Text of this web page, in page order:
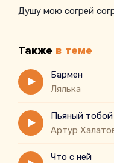
Душу мою согрей
Также в теме
Бармен
Лялька
Пьяный тобой
Артур
Что с ней